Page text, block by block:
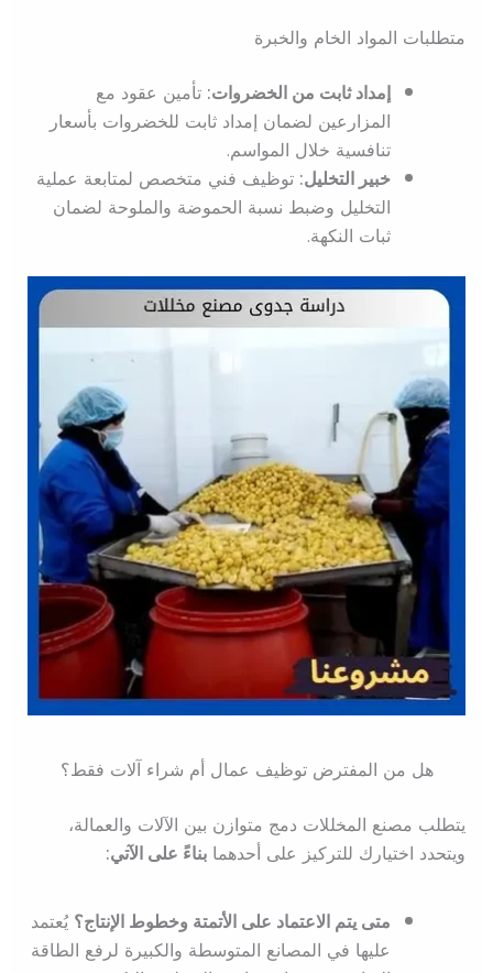
متطلبات المواد الخام والخبرة
إمداد ثابت من الخضروات:تأمين عقود مع
المزارعين لضمان إمداد ثابت للخضروات بأسعار
تنافسية خلال المواسم.
خبير التخليل:توظيف فني متخصص لمتابعة عملية
التخليل وضبط نسبة الحموضة والملوحة لضمان
ثبات النكهة.
هل من المفترض توظيف عمال أم شراء آلات فقط؟
يتطلب مصنع المخللات دمج متوازن بين الآلات والعمالة،
ويتحدد اختيارك للتركيز على أحدهما بناءً على الآتي:
متى يتم الاعتماد على الأتمتة وخطوط الإنتاج؟يُعتمد
عليها في المصانع المتوسطة والكبيرة لرفع الطاقة